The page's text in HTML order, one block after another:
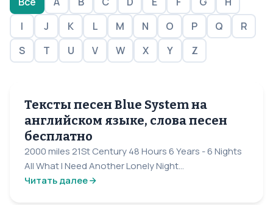
I
J K L M N O P Q
R
S
T U V W X Y Z
Тексты песен Blue System на
английском языке, слова песен
бесплатно
2000 miles 21St Century 48 Hours 6 Years - 6 Nights
All What I Need Another Lonely Night...
Читать далее